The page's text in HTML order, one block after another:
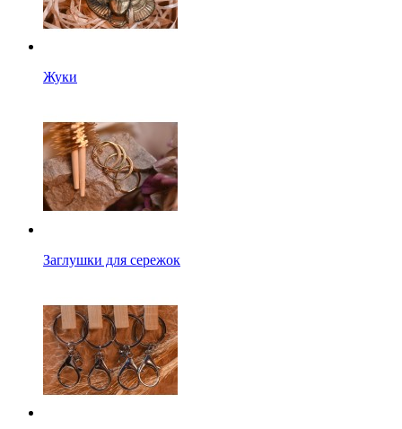
Жуки
Заглушки для сережок